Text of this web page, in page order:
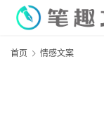
首页 情感文案